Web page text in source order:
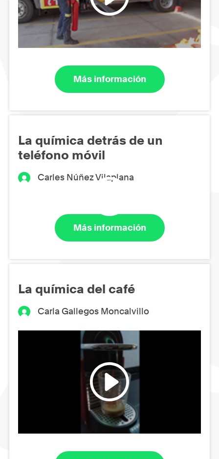
Más información
La química detrás de un
teléfono móvil
Carles Núñez Vilaplana
Más información
La química del café
Carla Gallegos Moncalvillo